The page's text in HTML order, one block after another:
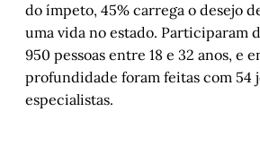
do ímpeto, 45% carrega o desejo
uma vida no estado. Participaram
950 pessoas entre 18 e 32 anos, e
profundidade foram feitas com 54
especialistas.